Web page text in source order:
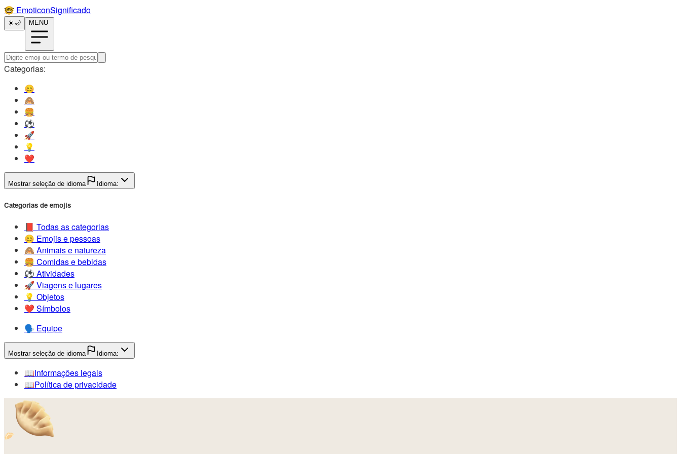
🤓️ EmoticonSignificado
☀️🌙 MENU
Categorias:
😊️
🙈️
🍔️
⚽️
🚀️
💡️
❤️
Mostrar seleção de idioma Idioma:
Categorias de emojis
📕️ Todas as categorias
😊️ Emojis e pessoas
🙈️ Animais e natureza
🍔️ Comidas e bebidas
⚽️ Atividades
🚀️ Viagens e lugares
💡️ Objetos
❤️ Símbolos
🗣️ Equipe
Mostrar seleção de idioma Idioma:
📖️Informações legais
📖️Política de privacidade
🥟